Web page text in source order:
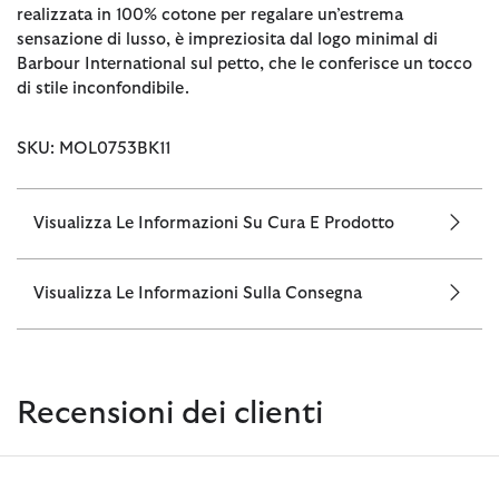
realizzata in 100% cotone per regalare un’estrema
sensazione di lusso, è impreziosita dal logo minimal di
Barbour International sul petto, che le conferisce un tocco
di stile inconfondibile.
SKU: MOL0753BK11
Visualizza Le Informazioni Su Cura E Prodotto
Visualizza Le Informazioni Sulla Consegna
Recensioni dei clienti